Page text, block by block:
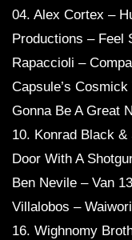
04. Alex Cortex –
Productions – Feel
Rapaccioli –
Capsule’s
Gonna Be A Great
10. Konrad Black
Door With A
Ben Nevile – Van
Villalobos –
16. Wighnomy